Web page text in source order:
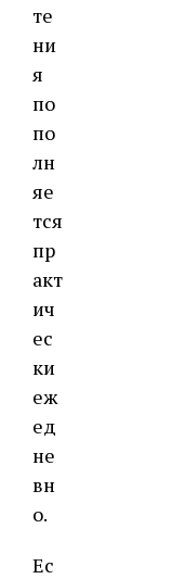
те
ни
я
по
по
лн
яе
тся
пр
акт
ич
ес
ки
еж
ед
не
вн
о.
Ес